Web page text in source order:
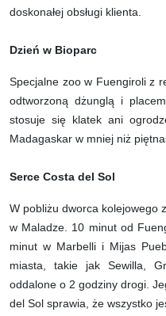
doskonałej obsługi klienta.
Dzień w Bioparc
Specjalne zoo w Fuengiroli z
odtworzoną dżunglą i
stosuje się klatek ani
Madagaskar w mniej niż
Serce Costa del Sol
W pobliżu dworca kolejowego
w Maladze. 10 minut od
minut w Marbelli i Mijas
miasta, takie jak Sewilla,
oddalone o 2 godziny drogi.
del Sol sprawia, że wszystko